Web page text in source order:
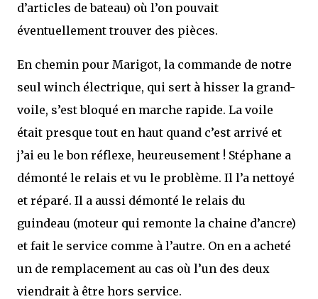
d’articles de bateau) où l’on pouvait
éventuellement trouver des pièces.
En chemin pour Marigot, la commande de notre
seul winch électrique, qui sert à hisser la grand-
voile, s’est bloqué en marche rapide. La voile
était presque tout en haut quand c’est arrivé et
j’ai eu le bon réflexe, heureusement ! Stéphane a
démonté le relais et vu le problème. Il l’a nettoyé
et réparé. Il a aussi démonté le relais du
guindeau (moteur qui remonte la chaine d’ancre)
et fait le service comme à l’autre. On en a acheté
un de remplacement au cas où l’un des deux
viendrait à être hors service.